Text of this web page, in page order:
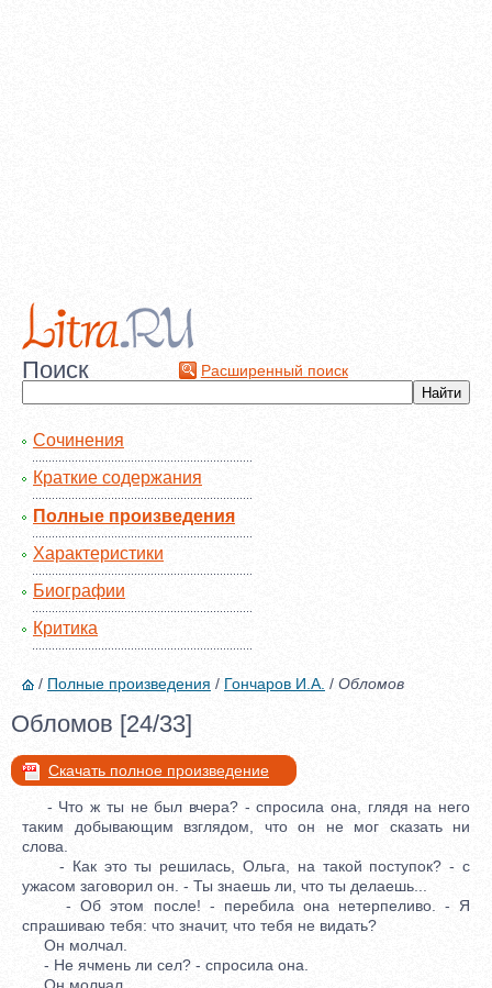
Поиск Расширенный поиск
Сочинения
Краткие содержания
Полные произведения
Характеристики
Биографии
Критика
/ Полные произведения / Гончаров И.А. / Обломов
Обломов [24/33]
Скачать полное произведение
- Что ж ты не был вчера? - спросила она, глядя на него
таким добывающим взглядом, что он не мог сказать ни
слова.
- Как это ты решилась, Ольга, на такой поступок? - с
ужасом заговорил он. - Ты знаешь ли, что ты делаешь...
- Об этом после! - перебила она нетерпеливо. - Я
спрашиваю тебя: что значит, что тебя не видать?
Он молчал.
- Не ячмень ли сел? - спросила она.
Он молчал.